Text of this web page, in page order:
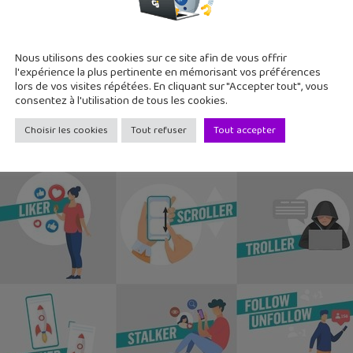
du folklore scandinave habitant les forêts, en langage du
personnalité publique se fasse « troller » par un groupe
contribué à l’avènement de certaines expressions. Si le
deux personnes, de nouvelles expressions sont de leur
Nous utilisons des cookies sur ce site afin de vous offrir
l'expérience la plus pertinente en mémorisant vos préférences
lors de vos visites répétées. En cliquant sur "Accepter tout", vous
consentez à l'utilisation de tous les cookies.
Choisir les cookies Tout refuser Tout accepter